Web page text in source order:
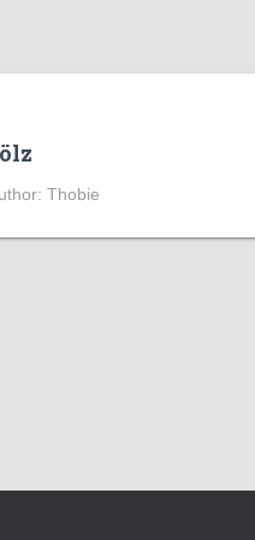
Thobie